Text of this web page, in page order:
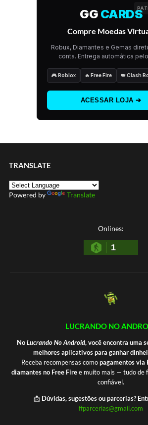
GG CARDS
Compre Moedas
Robux, Diamantes e Gemas
conta. Entrega automática
🎮 Roblox 🔥 Free Fire 👑 Clash
ACESSAR LOJA ➔
TRANSLATE
Powered by Translate
Onlines:
1
LUCRANDO NO
NoLucrando No Android, você encontra uma
melhores aplicativos para ganhar
Receba recompensas comopagamentos via
diamantes no Free Firee muito mais — tudo de
confiável.
📩 Dúvidas, sugestões ou parcerias?
ffparcerias@gmail.com